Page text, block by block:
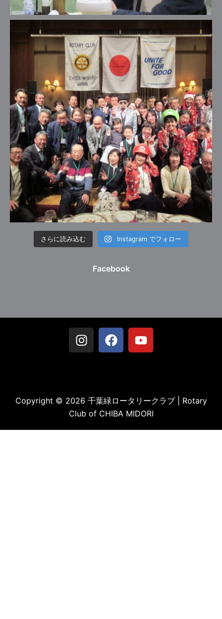
さらに読み込む Instagram でフォロー
Facebook
Copyright © 2026 千葉緑ロータリークラブ | Rotary
Club of CHIBA MIDORI